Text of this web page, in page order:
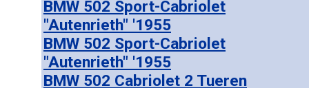
BMW 502 Sport-Cabriolet
"Autenrieth" '1955
BMW 502 Sport-Cabriolet
"Autenrieth" '1955
BMW 502 Cabriolet 2 Tueren